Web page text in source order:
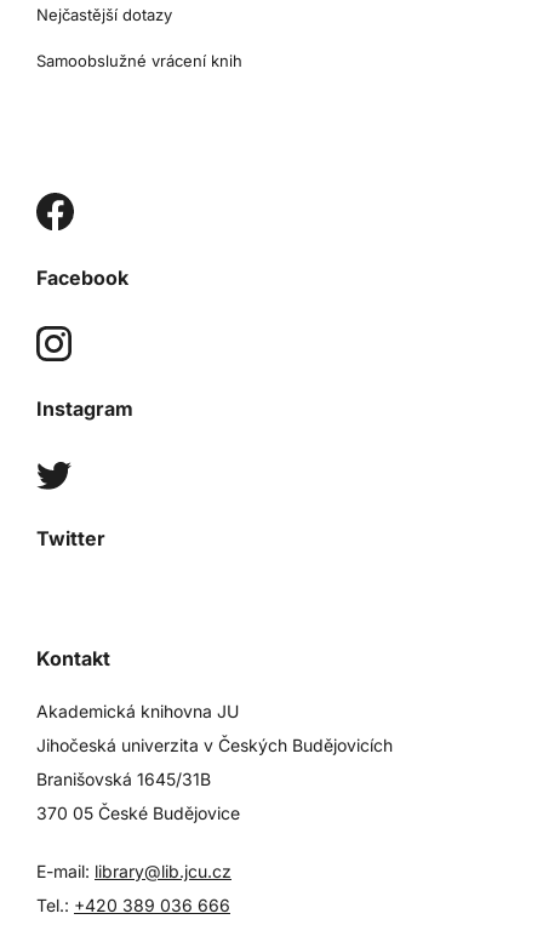
Nejčastější dotazy
Samoobslužné vrácení knih
Facebook
Instagram
Twitter
Kontakt
Akademická knihovna JU
Jihočeská univerzita v Českých Budějovicích
Branišovská 1645/31B
370 05 České Budějovice
E-mail: library@lib.jcu.cz
Tel.: +420 389 036 666